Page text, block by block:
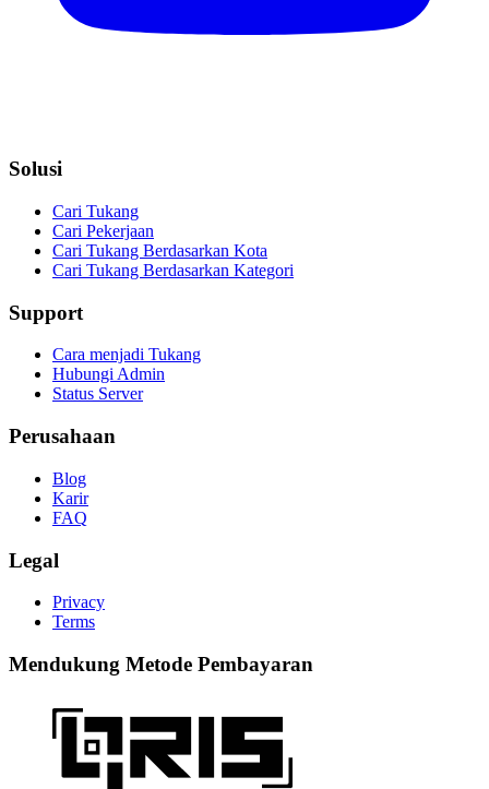
Solusi
Cari Tukang
Cari Pekerjaan
Cari Tukang Berdasarkan Kota
Cari Tukang Berdasarkan Kategori
Support
Cara menjadi Tukang
Hubungi Admin
Status Server
Perusahaan
Blog
Karir
FAQ
Legal
Privacy
Terms
Mendukung Metode Pembayaran